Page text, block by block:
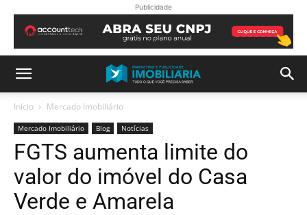
Publicidade
Início Mercado Imobiliário
Mercado Imobiliário Blog Notícias
FGTS aumenta limite do
valor do imóvel do Casa
Verde e Amarela